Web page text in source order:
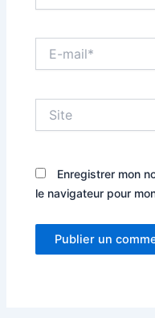
mail*
Enregistrer mon
le navigateur pour